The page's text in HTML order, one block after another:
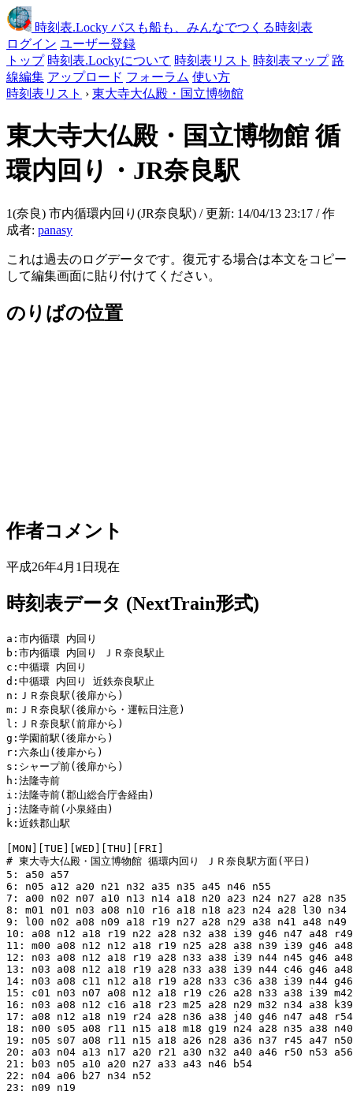
時刻表.Locky バスも船も、みんなでつくる時刻表
ログイン ユーザー登録
トップ 時刻表.Lockyについて 時刻表リスト 時刻表マップ 路
線編集 アップロード フォーラム 使い方
時刻表リスト › 東大寺大仏殿・国立博物館
東大寺大仏殿・国立博物館 循
環内回り・JR奈良駅
1(奈良) 市内循環内回り(JR奈良駅) / 更新: 14/04/13 23:17 / 作
成者: panasy
これは過去のログデータです。復元する場合は本文をコピー
して編集画面に貼り付けてください。
のりばの位置
作者コメント
平成26年4月1日現在
時刻表データ (NextTrain形式)
a:市内循環 内回り
b:市内循環 内回り ＪＲ奈良駅止
c:中循環 内回り
d:中循環 内回り 近鉄奈良駅止
n:ＪＲ奈良駅(後扉から)
m:ＪＲ奈良駅(後扉から・運転日注意)
l:ＪＲ奈良駅(前扉から)
g:学園前駅(後扉から)
r:六条山(後扉から)
s:シャープ前(後扉から)
h:法隆寺前
i:法隆寺前(郡山総合庁舎経由)
j:法隆寺前(小泉経由)
k:近鉄郡山駅
[MON][TUE][WED][THU][FRI]
# 東大寺大仏殿・国立博物館 循環内回り ＪＲ奈良駅方面(平日)
5: a50 a57
6: n05 a12 a20 n21 n32 a35 n35 a45 n46 n55
7: a00 n02 n07 a10 n13 n14 a18 n20 a23 n24 n27 a28
8: m01 n01 n03 a08 n10 r16 a18 n18 a23 n24 a28 l30
9: l00 n02 a08 n09 a18 r19 n27 a28 n29 a38 n41 a48 n49
10: a08 n12 a18 r19 n22 a28 n32 a38 i39 g46 n47 a48
11: m00 a08 n12 n12 a18 r19 n25 a28 a38 n39 i39 g46
12: n03 a08 n12 a18 r19 a28 n33 a38 i39 n44 n45 g46
13: n03 a08 n12 a18 r19 a28 n33 a38 i39 n44 c46 g46
14: n03 a08 c11 n12 a18 r19 a28 n33 c36 a38 i39 n44
15: c01 n03 n07 a08 n12 a18 r19 c26 a28 n33 a38 i39
16: n03 a08 n12 c16 a18 r23 m25 a28 n29 m32 n34 a38
17: a08 n12 a18 n19 r24 a28 n36 a38 j40 g46 n47 a48
18: n00 s05 a08 r11 n15 a18 m18 g19 n24 a28 n35 a38
19: n05 s07 a08 r11 n15 a18 a26 n28 a36 n37 r45 a47
20: a03 n04 a13 n17 a20 r21 a30 n32 a40 a46 r50 n53 a56
21: b03 n05 a10 a20 n27 a33 a43 n46 b54
22: n04 a06 b27 n34 n52
23: n09 n19